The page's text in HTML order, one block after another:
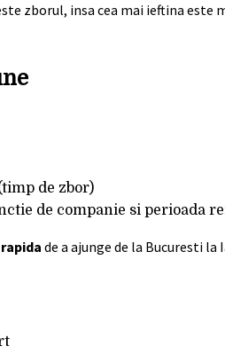
zborul, insa cea mai ieftina
de zbor)
de companie si perioada
de a ajunge de la Bucuresti